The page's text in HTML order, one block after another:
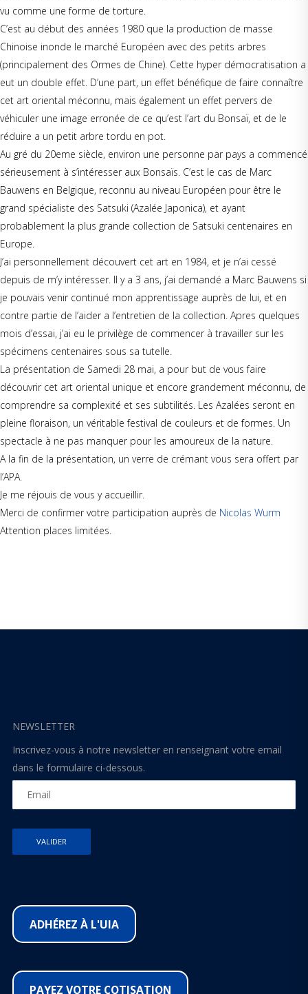
vu comme une forme de torture.
C’est au début des années 1980 que la production de masse
Chinoise inonde le marché Européen avec des petits arbres
(principalement des Ormes de Chine). Cette hyper démocratisation a
eut un double effet. D’une part, un effet bénéfique de faire connaître
cet art oriental méconnu, mais également un effet pervers de
véhiculer une image erronée de ce qu’est l’art du Bonsaï, et de le
réduire a un petit arbre tordu en pot.
Au gré du 20eme siècle, environ une personne par pays a commencé
sérieusement à s’intéresser aux Bonsaïs. C’est le cas de Marc
Bauwens en Belgique, reconnu au niveau Européen pour être le
grand spécialiste des Satsuki (Azalée Japonica), et ayant
probablement la plus grande collection de Satsuki centenaires en
Europe.
J’ai personnellement découvert cet art en 1984, et je n’ai cessé
depuis de m’y intéresser. Il y a 3 ans, j’ai demandé a Marc Bauwens si
je pouvais venir continué mon apprentissage auprès de lui, et en
contre partie de l’aider a l’entretien de la collection. Apres quelques
mois d’essai, j’ai eu le privilège de commencer à travailler sur les
spécimens centenaires sous sa tutelle.
La présentation de Samedi 28 mai, a pour but de vous faire
découvrir cet art oriental unique et encore grandement méconnu, de
comprendre sa complexité et ses subtilités. Les Azalées seront en
pleine floraison, un véritable festival de couleurs et de formes. Un
spectacle à ne pas manquer pour les amoureux de la nature.
A la fin de la présentation, un verre de crémant vous sera offert par
l’APA.
Je me réjouis de vous y accueillir.
Merci de confirmer votre participation auprès de Nicolas Wurm
Attention places limitées.
NEWSLETTER
Inscrivez-vous à notre newsletter en renseignant votre email
dans le formulaire ci-dessous.
ADHÉREZ À L'UIA
PAYEZ VOTRE COTISATION